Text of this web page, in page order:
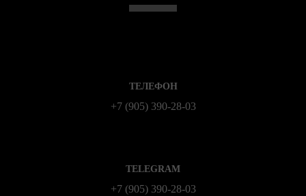
ТЕЛЕФОН
+7 (905) 390-28-03
TELEGRAM
+7 (905) 390-28-03